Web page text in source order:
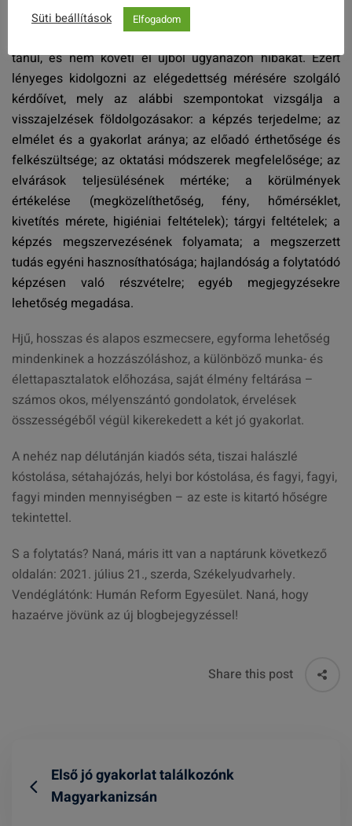
közbeni módosításokat, de a következő képzés
tervezésekor be lehet építeni azokat – azaz a jó pap holtig
tanul, és nem követi el újból ugyanazon hibákat. Ezért
lényeges kidolgozni az elégedettség mérésére szolgáló
kérdőívet, mely az alábbi szempontokat vizsgálja a
visszajelzések földolgozásakor: a képzés terjedelme; az
elmélet és a gyakorlat aránya; az előadó érthetősége és
felkészültsége; az oktatási módszerek megfelelősége; az
elvárások teljesülésének mértéke; a körülmények
értékelése (megközelíthetőség, fény, hőmérséklet,
kivetítés mérete, higiéniai feltételek); tárgyi feltételek; a
képzés megszervezésének folyamata; a megszerzett
tudás egyéni hasznosíthatósága; hajlandóság a folytatódó
képzésen való részvételre; egyéb megjegyzésekre
lehetőség megadása.
Hjű, hosszas és alapos eszmecsere, egyforma lehetőség
mindenkinek a hozzászóláshoz, a különböző munka- és
élettapasztalatok előhozása, saját élmény feltárása –
számos okos, mélyenszántó gondolatok, érvelések
összességéből végül kikerekedett a két jó gyakorlat.
A nehéz nap délutánján kiadós séta, tiszai halászlé
kóstolása, sétahajózás, helyi bor kóstolása, és fagyi, fagyi,
fagyi minden mennyiségben – az este is kitartó hőségre
tekintettel.
S a folytatás? Naná, máris itt van a naptárunk következő
oldalán: 2021. július 21., szerda, Székelyudvarhely.
Vendéglátónk: Humán Reform Egyesület. Naná, hogy
hazaérve jövünk az új blogbejegyzéssel!
Share this post
Első jó gyakorlat találkozónk
Magyarkanizsán
Süti beállítások
Elfogadom